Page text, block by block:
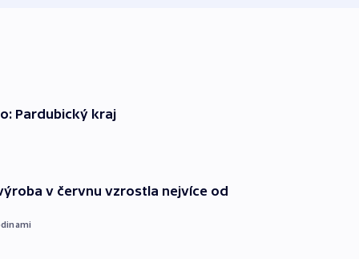
Pardubický kraj
v červnu vzrostla nejvíce od